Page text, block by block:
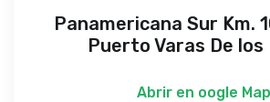
Panamericana Sur Km.
Puerto Varas De los
Abrir en oogle